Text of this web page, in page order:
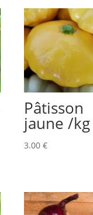
Pâtisson
jaune /kg
3.00€